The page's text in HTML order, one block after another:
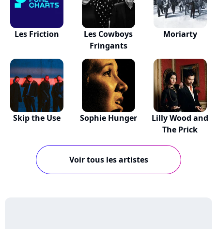
Les Friction
Les Cowboys
Fringants
Moriarty
Skip the Use Sophie Hunger
Lilly Wood and
The Prick
Voir tous les artistes